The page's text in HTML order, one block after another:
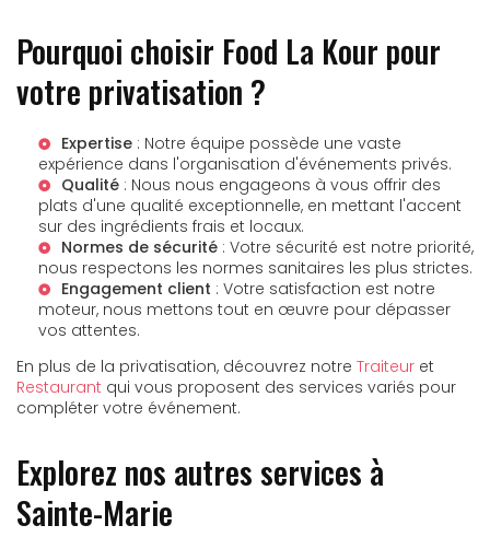
Pourquoi choisir Food La Kour pour
votre privatisation ?
Expertise : Notre équipe possède une vaste
expérience dans l'organisation d'événements privés.
Qualité : Nous nous engageons à vous offrir des
plats d'une qualité exceptionnelle, en mettant l'accent
sur des ingrédients frais et locaux.
Normes de sécurité : Votre sécurité est notre priorité,
nous respectons les normes sanitaires les plus strictes.
Engagement client : Votre satisfaction est notre
moteur, nous mettons tout en œuvre pour dépasser
vos attentes.
En plus de la privatisation, découvrez notre Traiteur et
Restaurant qui vous proposent des services variés pour
compléter votre événement.
Explorez nos autres services à
Sainte-Marie